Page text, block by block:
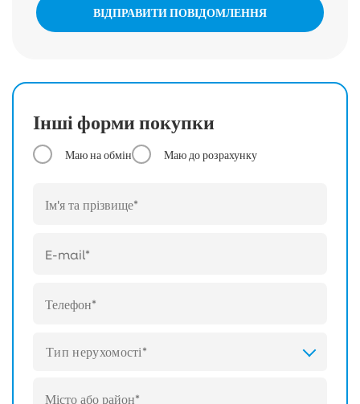
ВІДПРАВИТИ ПОВІДОМЛЕННЯ
Інші форми покупки
Маю на обмін Маю до розрахунку
Тип нерухомості*